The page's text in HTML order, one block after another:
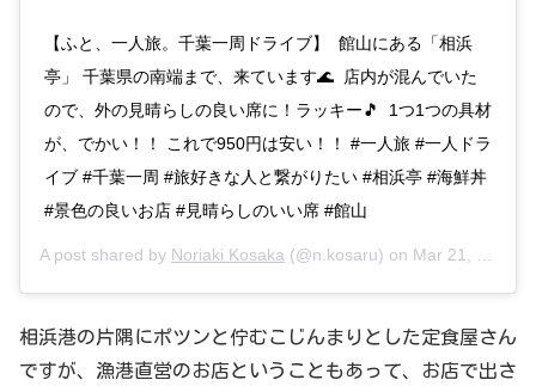
【ふと、一人旅。千葉一周ドライブ】 館山にある「相浜
亭」 千葉県の南端まで、来ています🌊 店内が混んでいた
ので、外の見晴らしの良い席に！ラッキー🎵 1つ1つの具材
が、でかい！！ これで950円は安い！！ #一人旅 #一人ドラ
イブ #千葉一周 #旅好きな人と繋がりたい #相浜亭 #海鮮丼
#景色の良いお店 #見晴らしのいい席 #館山
A post shared by Noriaki Kosaka (@n.kosaru) on Mar 21, 2019 at 9:19pm PDT
相浜港の片隅にポツンと佇むこじんまりとした定食屋さん
ですが、漁港直営のお店ということもあって、お店で出さ